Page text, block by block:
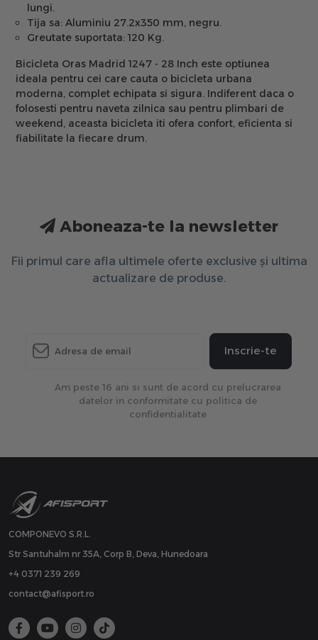
lungi.
Tija sa: Aluminiu 27.2x350 mm, negru.
Greutate suportata: 120 Kg.
Bicicleta Oras Madrid 1247 - 28 Inch este optiunea
ideala pentru cei care cauta o bicicleta urbana
moderna, complet echipata si sigura. Indiferent daca o
folosesti pentru naveta zilnica sau pentru plimbari de
weekend, aceasta bicicleta iti ofera confort, eficienta si
fiabilitate la fiecare drum.
Aboneaza-te la newsletter
Fii primul care afla ultimele oferte exclusive și ultima
actualizare de produse.
Inscrie-te
Am peste 16 ani si sunt de acord cu prelucrarea
datelor in conformitate cu politica de
confidentialitate
COMPONEVO S.R.L.
Str Santuhalm nr 35A, Corp B, Deva, Hunedoara
+4 0371 239 269
contact@afisport.ro